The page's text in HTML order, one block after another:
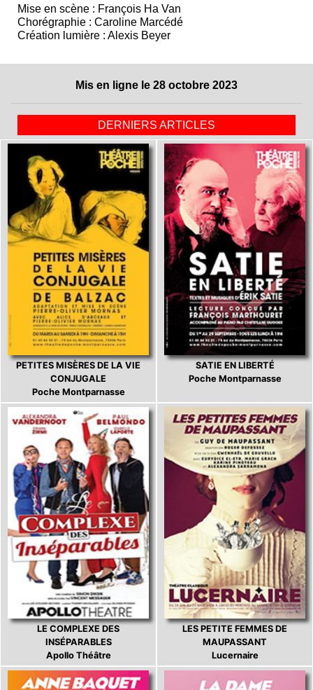
Mise en scène : François Ha Van
Chorégraphie : Caroline Marcédé
Création lumière : Alexis Beyer
Mis en ligne le 28 octobre 2023
DERNIERS ARTICLES
PETITES MISÈRES DE LA VIE
CONJUGALE
Poche Montparnasse
SATIE EN LIBERTÉ
Poche Montparnasse
LE COMPLEXE DES
INSÉPARABLES
Apollo Théâtre
LES PETITE FEMMES DE
MAUPASSANT
Lucernaire